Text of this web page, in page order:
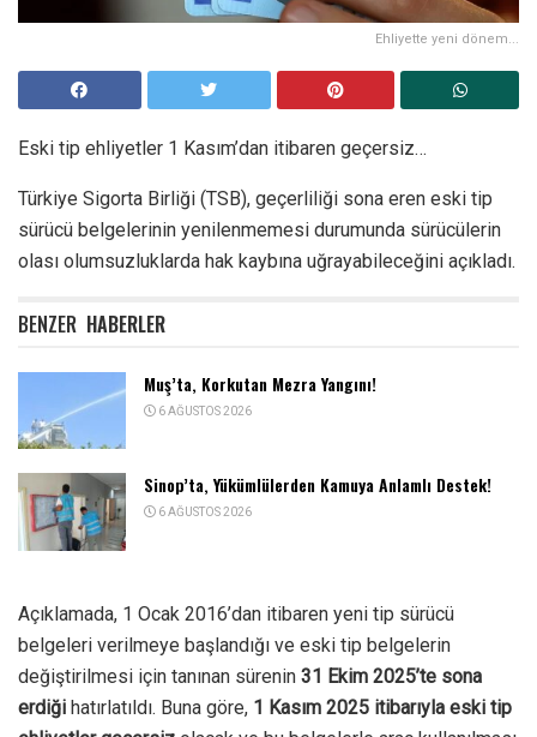
Ehliyette yeni dönem...
Eski tip ehliyetler 1 Kasım’dan itibaren geçersiz…
Türkiye Sigorta Birliği (TSB), geçerliliği sona eren eski tip
sürücü belgelerinin yenilenmemesi durumunda sürücülerin
olası olumsuzluklarda hak kaybına uğrayabileceğini açıkladı.
BENZER HABERLER
Muş’ta, Korkutan Mezra Yangını!
6 AĞUSTOS 2026
Sinop’ta, Yükümlülerden Kamuya Anlamlı Destek!
6 AĞUSTOS 2026
Açıklamada, 1 Ocak 2016’dan itibaren yeni tip sürücü
belgeleri verilmeye başlandığı ve eski tip belgelerin
değiştirilmesi için tanınan sürenin 31 Ekim 2025’te sona
erdiği hatırlatıldı. Buna göre, 1 Kasım 2025 itibarıyla eski tip